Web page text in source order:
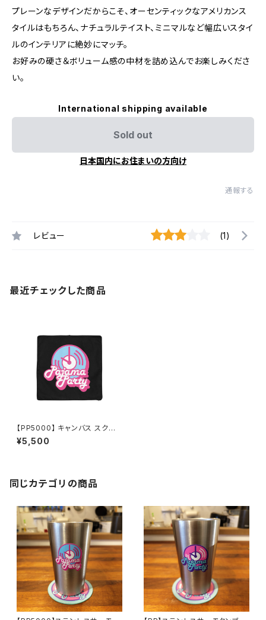
プレーンなデザインだからこそ、オーセンティックなアメリカンス
タイルはもちろん、ナチュラルテイスト、ミニマルなど幅広いスタイ
ルのインテリアに絶妙にマッチ。
お好みの硬さ＆ボリューム感の中材を詰め込んでお楽しみくださ
い。
International shipping available
Sold out
日本国内にお住まいの方向け
通報する
レビュー (1)
最近チェックした商品
【PP5000】 キャンバス スクエ
ア クッションカバー（ブラック）
¥5,500
同じカテゴリの商品